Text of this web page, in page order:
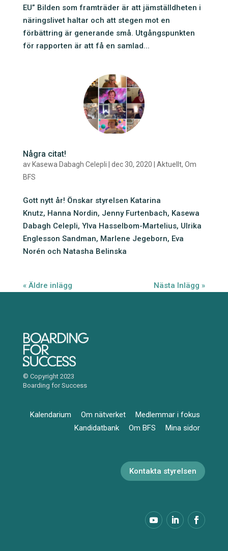
EU” Bilden som framträder är att jämställdheten i
näringslivet haltar och att stegen mot en
förbättring är generande små. Utgångspunkten
för rapporten är att få en samlad...
Några citat!
av Kasewa Dabagh Celepli dec 30, 2020 Aktuellt, Om
BFS
Gott nytt år! Önskar styrelsen Katarina
Knutz, Hanna Nordin, Jenny Furtenbach, Kasewa
Dabagh Celepli, Ylva Hasselbom-Martelius, Ulrika
Englesson Sandman, Marlene Jegeborn, Eva
Norén och Natasha Belinska
« Äldre inlägg Nästa Inlägg »
© Copyright 2023
Boarding for Success
Kalendarium Om nätverket
Medlemmar i fokus
Kandidatbank
Om BFS Mina sidor
Kontakta styrelsen